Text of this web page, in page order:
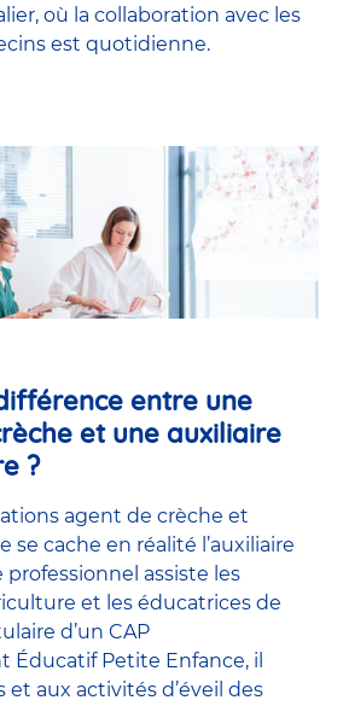
où la collaboration avec les
est quotidienne.
entre une
et une auxiliaire
?
agent de crèche et
se cache en réalité l’auxiliaire
professionnel assiste les
et les éducatrices de
d’un CAP
Éducatif Petite Enfance, il
et aux activités d’éveil des